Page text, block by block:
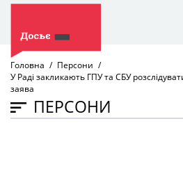
Головна
Персони
У Раді закликають ГПУ та СБУ
заява
ПЕРСОНИ